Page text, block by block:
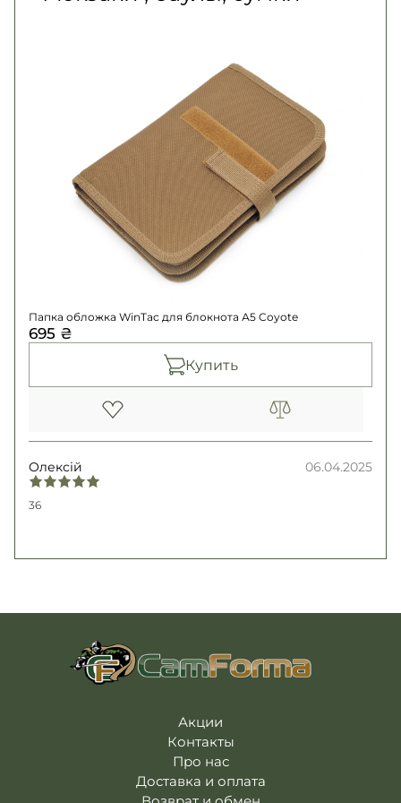
Папка обложка WinTac для блокнота А5 Coyote
695 ₴
Купить
Олексій 06.04.2025
36
Акции
Контакты
Про нас
Доставка и оплата